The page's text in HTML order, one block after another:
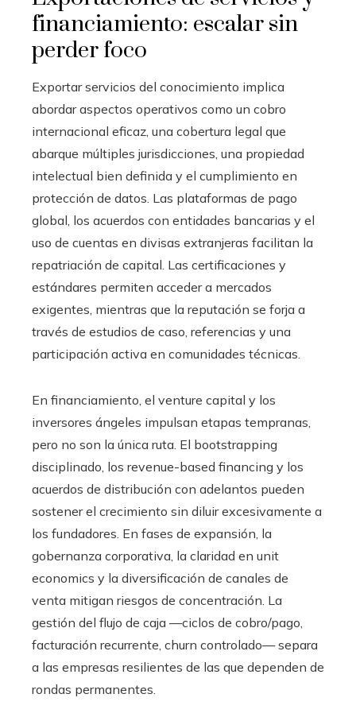
financiamiento: escalar sin
perder foco
Exportar servicios del conocimiento implica
abordar aspectos operativos como un cobro
internacional eficaz, una cobertura legal que
abarque múltiples jurisdicciones, una propiedad
intelectual bien definida y el cumplimiento en
protección de datos. Las plataformas de pago
global, los acuerdos con entidades bancarias y el
uso de cuentas en divisas extranjeras facilitan la
repatriación de capital. Las certificaciones y
estándares permiten acceder a mercados
exigentes, mientras que la reputación se forja a
través de estudios de caso, referencias y una
participación activa en comunidades técnicas.
En financiamiento, el venture capital y los
inversores ángeles impulsan etapas tempranas,
pero no son la única ruta. El bootstrapping
disciplinado, los revenue-based financing y los
acuerdos de distribución con adelantos pueden
sostener el crecimiento sin diluir excesivamente a
los fundadores. En fases de expansión, la
gobernanza corporativa, la claridad en unit
economics y la diversificación de canales de
venta mitigan riesgos de concentración. La
gestión del flujo de caja —ciclos de cobro/pago,
facturación recurrente, churn controlado— separa
a las empresas resilientes de las que dependen de
rondas permanentes.